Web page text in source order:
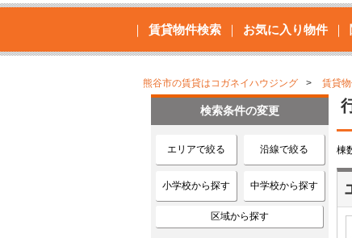
賃貸物件検索 お気に入り物件
熊谷市の賃貸はコガネイハウジング 賃貸
棟
検索条件の変更
エリアで絞る 沿線で絞る
小学校から探す 中学校から探す
区域から探す